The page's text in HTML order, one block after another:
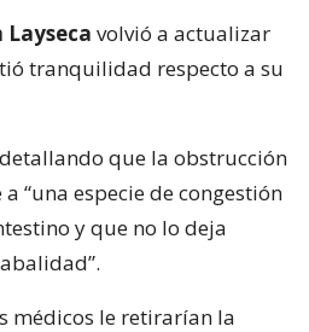
Layseca volvió a actualizar
tranquilidad respecto a su
que la obstrucción
“una especie de congestión
y que no lo deja
médicos le retirarían la